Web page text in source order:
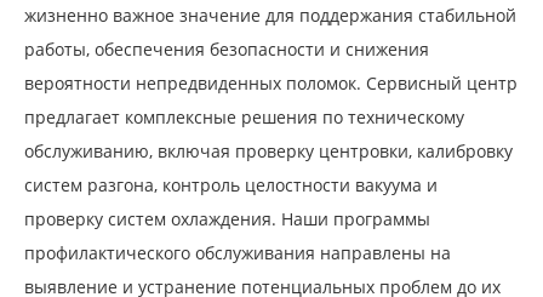
жизненно важное значение для поддержания стабильной
работы, обеспечения безопасности и снижения
вероятности непредвиденных поломок. Сервисный центр
предлагает комплексные решения по техническому
обслуживанию, включая проверку центровки, калибровку
систем разгона, контроль целостности вакуума и
проверку систем охлаждения. Наши программы
профилактического обслуживания направлены на
выявление и устранение потенциальных проблем до их